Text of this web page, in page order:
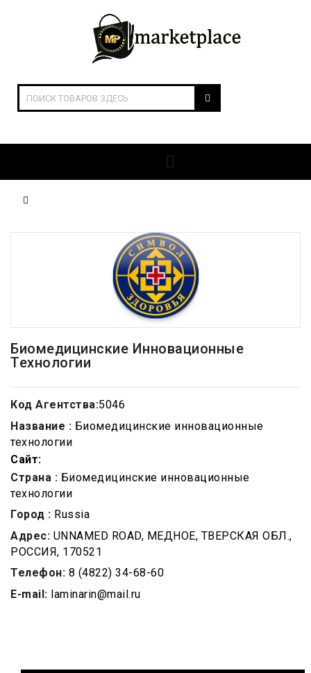
Биомедицинские Инновационные
Технологии
Код Агентства:5046
Название : Биомедицинские инновационные
технологии
Сайт:
Страна : Биомедицинские инновационные
технологии
Город : Russia
Адрес: UNNAMED ROAD, МЕДНОЕ, ТВЕРСКАЯ ОБЛ.,
РОССИЯ, 170521
Телефон: 8 (4822) 34-68-60
E-mail: laminarin@mail.ru